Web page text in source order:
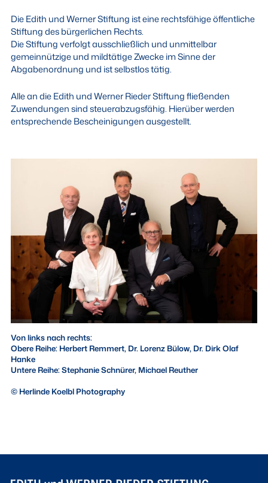
Die Edith und Werner Stiftung ist eine rechtsfähige öffentliche
Stiftung des bürgerlichen Rechts.
Die Stiftung verfolgt ausschließlich und unmittelbar
gemeinnützige und mildtätige Zwecke im Sinne der
Abgabenordnung und ist selbstlos tätig.
Alle an die Edith und Werner Rieder Stiftung fließenden
Zuwendungen sind steuerabzugsfähig. Hierüber werden
entsprechende Bescheinigungen ausgestellt.
Von links nach rechts:
Obere Reihe: Herbert Remmert, Dr. Lorenz Bülow, Dr. Dirk Olaf
Hanke
Untere Reihe: Stephanie Schnürer, Michael Reuther
© Herlinde Koelbl Photography